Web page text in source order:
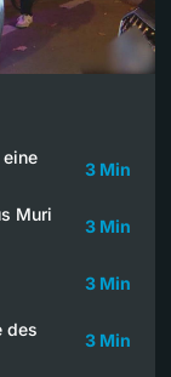
3 Min
Muri
3 Min
3 Min
des
3 Min